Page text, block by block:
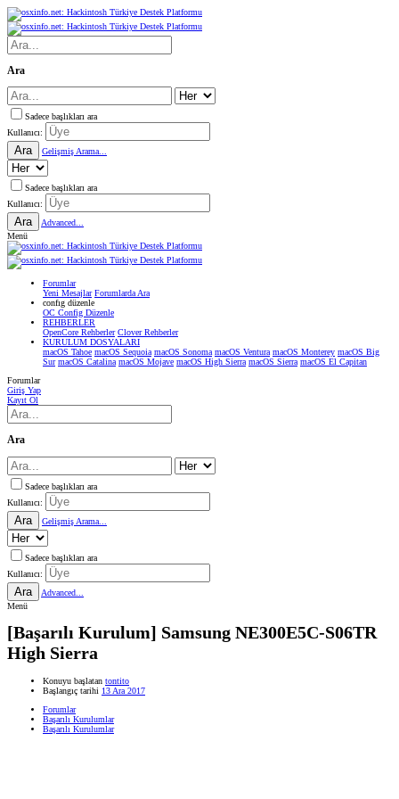
Ara
Sadece başlıkları ara
Kullanıcı:
Ara Gelişmiş Arama...
Sadece başlıkları ara
Kullanıcı:
Ara
Advanced...
Menü
Forumlar
Yeni Mesajlar Forumlarda Ara
confıg düzenle
OC Config Düzenle
REHBERLER
OpenCore Rehberler Clover Rehberler
KURULUM DOSYALARI
macOS Tahoe macOS Sequoia macOS Sonoma macOS Ventura macOS Monterey macOS Big
Sur macOS Catalina macOS Mojave macOS High Sierra macOS Sierra macOS El Capitan
Forumlar
Giriş Yap
Kayıt Ol
Ara
Sadece başlıkları ara
Kullanıcı:
Ara Gelişmiş Arama...
Sadece başlıkları ara
Kullanıcı:
Ara
Advanced...
Menü
[Başarılı Kurulum] Samsung NE300E5C-S06TR
High Sierra
Konuyu başlatan tontito
Başlangıç tarihi 13 Ara 2017
Forumlar
Başarılı Kurulumlar
Başarılı Kurulumlar